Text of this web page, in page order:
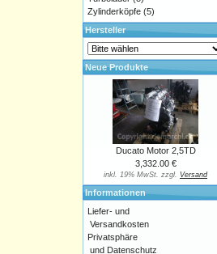
Zylinderköpfe (5)
Hersteller
Neue Produkte
Ducato Motor 2,5TD
3,332.00 €
inkl. 19% MwSt. zzgl. Versand
Informationen
Liefer- und
Versandkosten
Privatsphäre
und Datenschutz